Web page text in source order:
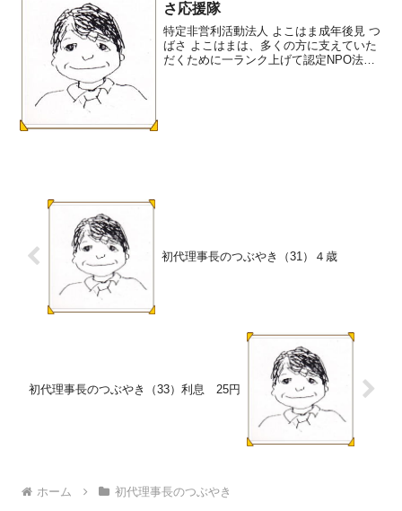
さ応援隊
特定非営利活動法人 よこはま成年後見 つ
ばさ よこはまは、多くの方に支えていた
だくために一ランク上げて認定NPO法人
初代理事長のつぶやき（31）４歳
初代理事長のつぶやき（33）利息 25円
ホーム 初代理事長のつぶやき